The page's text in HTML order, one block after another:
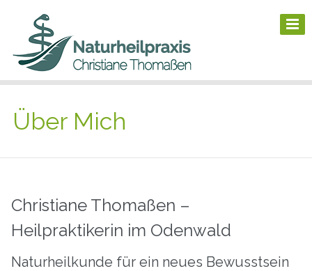
Über Mich
Christiane Thomaßen –
Heilpraktikerin im Odenwald
Naturheilkunde für ein neues Bewusstsein